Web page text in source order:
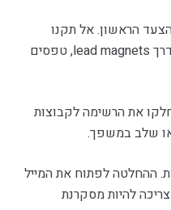
הראשון. אל תקנו
רשימות – בנו אותן באופן אורגני דרך lead magnets, טפסים
את הרשימה לקבוצות
או שלב במשפך.
ההחלטה לפתוח את המייל
להיות מסקרנת